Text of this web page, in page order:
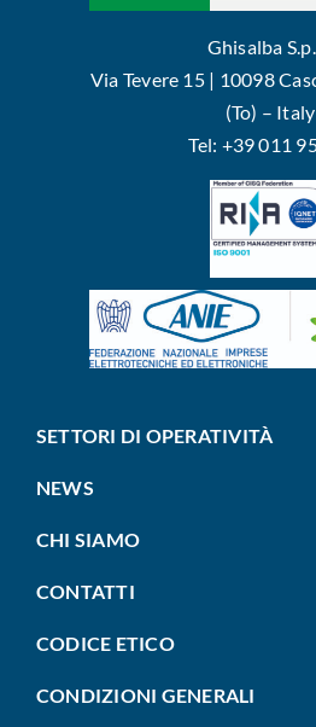
Ghisalba
Via Tevere 15 | 10098
(To) – Italy
Tel: +39 011
SETTORI DI OPERATIVITÀ
NEWS
CHI SIAMO
CONTATTI
CODICE ETICO
CONDIZIONI GENERALI